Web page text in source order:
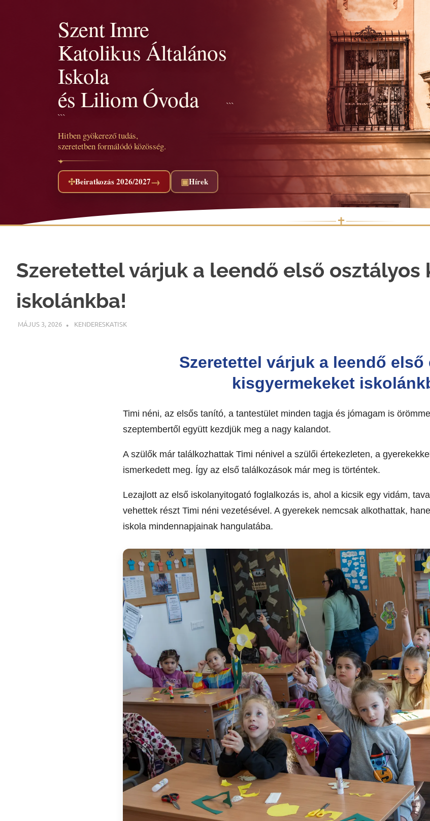
Szent Imre
Katolikus Általános
Iskola
és Liliom Óvoda
```
Hitben gyökerező tudás,
szeretetben formálódó közösség.
✣Beiratkozás 2026/2027→ ▣Hírek
```
✝
Szeretettel várjuk a leendő első osztályos
iskolánkba!
MÁJUS 3, 2026 KENDERESKATISKHÍREK
Szeretettel várjuk a leendő
kisgyermekeket
Timi néni, az elsős tanító, a tantestület minden tagja és jómagam is
szeptembertől együtt kezdjük meg a nagy kalandot.
A szülők már találkozhattak Timi nénivel a szülői értekezleten, a
ismerkedett meg. Így az első találkozások már meg is történtek.
Lezajlott az első iskolanyitogató foglalkozás is, ahol a kicsik egy vidám,
vehettek részt Timi néni vezetésével. A gyerekek nemcsak alkothattak,
iskola mindennapjainak hangulatába.